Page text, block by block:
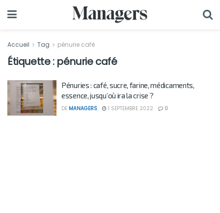
Accueil Tag pénurie café
Étiquette : pénurie café
Pénuries : café, sucre, farine, médicaments,
essence, jusqu’où ira la crise ?
DE MANAGERS 1 SEPTEMBRE 2022 0